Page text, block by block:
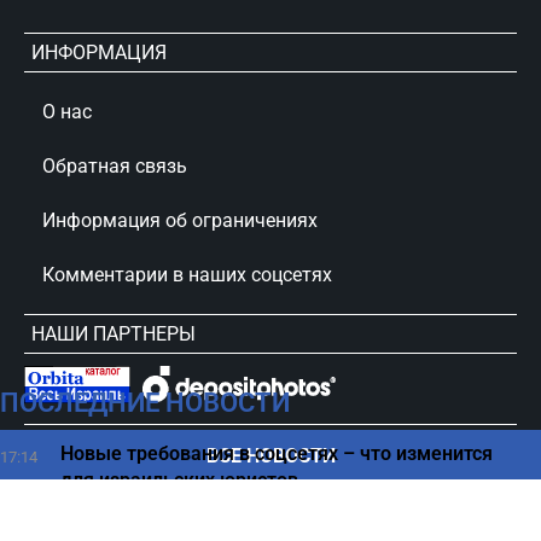
ПОСЛЕДНИЕ НОВОСТИ
17:14
Новые требования в соцсетях – что изменится
для израильских юристов
ВСЕ НОВОСТИ
ИНФОРМАЦИЯ
О нас
Обратная связь
Информация об ограничениях
Комментарии в наших соцсетях
НАШИ ПАРТНЕРЫ
сursorinfo.co.il © Все права защищены